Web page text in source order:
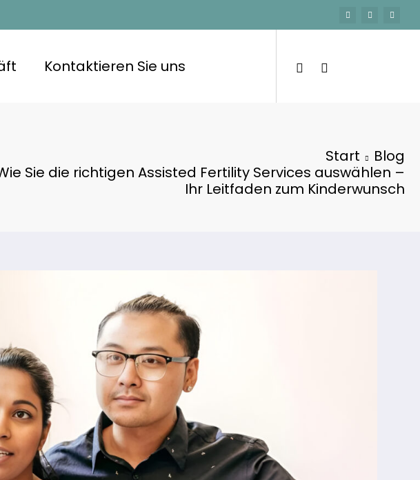
Kontaktieren Sie uns
Start
Blog
Sie die richtigen Assisted Fertility Services auswählen –
Ihr Leitfaden zum Kinderwunsch